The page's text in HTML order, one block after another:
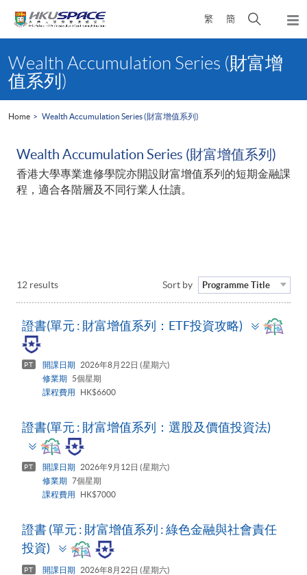
繁 簡
Open
search
panel
content
startWealth Accumulation Series (財富增
值系列)
Home Wealth Accumulation Series (財富增值系列)
Wealth Accumulation Series (財富增值系列)
香港大學專業進修學院亦開設財富增值系列的短期金融課
程，適合各階層及不同行業人仕讀。
12 results Sort by Programme Title
證書(單元 : 財富增值系列：ETF投資攻略)
Toggle
panel
PT 開課日期
2026年8月22日 (星期六)
修業期
5個星期
課程費用
HK$6600
證書(單元 : 財富增值系列：選股及價值投資法)
Toggle
panel
PT 開課日期
2026年9月12日 (星期六)
修業期
7個星期
課程費用
HK$7000
證書 (單元 : 財富增值系列 : 綠色金融與社會責任
投資)
Toggle
panel
PT 開課日期
2026年8月22日 (星期六)